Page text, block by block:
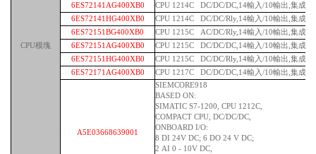
CPU模塊
6ES72141AG400XB0
CPU 1214C DC/DC/DC,14輸入/10輸出,集成
6ES72141HG400XB0
CPU 1214C DC/DC/Rly,14輸入/10輸出,集成
6ES72151BG400XB0
CPU 1215C AC/DC/Rly,14輸入/10輸出,集成
6ES72151AG400XB0
CPU 1215C DC/DC/DC,14輸入/10輸出,集成
6ES72151HG400XB0
CPU 1215C DC/DC/Rly,14輸入/10輸出,集成
6ES72171AG400XB0
CPU 1217C DC/DC/DC,14輸入/10輸出,集成
A5E03668639001
SIEMCORE918
BASED ON:
SIMATIC S7-1200, CPU 1212C,
COMPACT CPU, DC/DC/DC,
ONBOARD I/O:
8 DI 24V DC; 6 DO 24 V DC;
2 AI 0 - 10V DC,